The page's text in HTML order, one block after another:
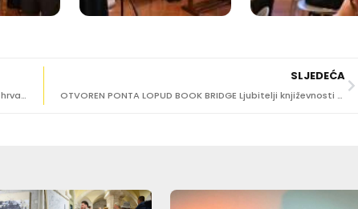
Drugi dan Ponta Lopud Book Bridgea donosi spoj irske i hrvatske književnosti
SLJEDEĆA
OTVOREN PONTA LOPUD BOOK BRIDGE Ljubitelji književnosti uživali u predstavljanju romana i razgovorima